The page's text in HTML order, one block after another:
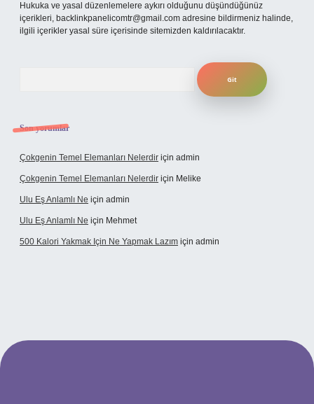
Hukuka ve yasal düzenlemelere aykırı olduğunu düşündüğünüz
içerikleri, backlinkpanelicomtr@gmail.com adresine bildirmeniz halinde,
ilgili içerikler yasal süre içerisinde sitemizden kaldırılacaktır.
Son yorumlar
Çokgenin Temel Elemanları Nelerdir için admin
Çokgenin Temel Elemanları Nelerdir için Melike
Ulu Eş Anlamlı Ne için admin
Ulu Eş Anlamlı Ne için Mehmet
500 Kalori Yakmak Için Ne Yapmak Lazım için admin
adresi